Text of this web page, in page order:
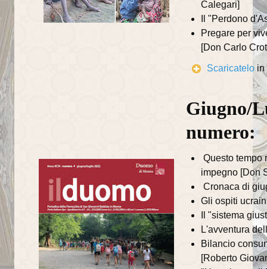
Recapiti della Comunità
Gruppo famiglie
Gruppo missionario duomo
Associazioni
Caritas
Centro di Aiuto alla Vita
Calegari]
Il "Perdono
Pregare per
[Don Carlo
Scaricatelo in
Giugno/
numero:
Questo tempo
impegno [Don
Cronaca di
Gli ospiti
Il "sistema
L'avventura
Bilancio
[Roberto